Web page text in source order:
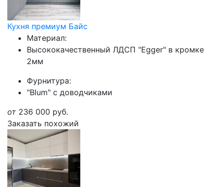
Кухня премиум Байс
Материал:
Высококачественный ЛДСП "Egger" в кромке
2мм
Фурнитура:
"Blum" с доводчиками
от 236 000 руб.
Заказать похожий